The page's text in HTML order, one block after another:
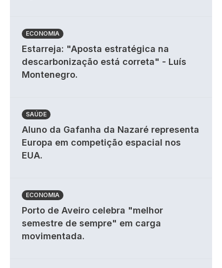
ECONOMIA
Estarreja: "Aposta estratégica na
descarbonização está correta" - Luís
Montenegro.
SAÚDE
Aluno da Gafanha da Nazaré representa
Europa em competição espacial nos
EUA.
ECONOMIA
Porto de Aveiro celebra "melhor
semestre de sempre" em carga
movimentada.